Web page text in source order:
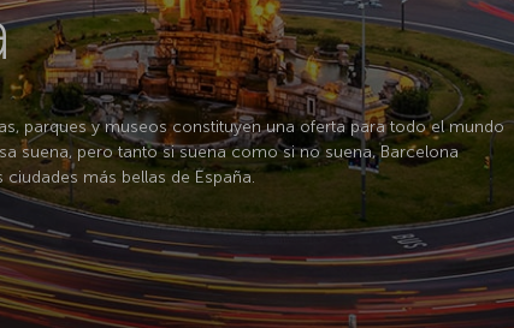
parques y museos constituyen una oferta para todo el mundo
suena, pero tanto si suena como si no suena, Barcelona
más bellas de España.